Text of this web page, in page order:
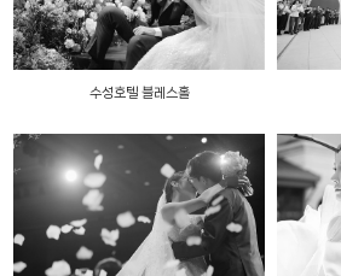
수성호텔 블레스홀